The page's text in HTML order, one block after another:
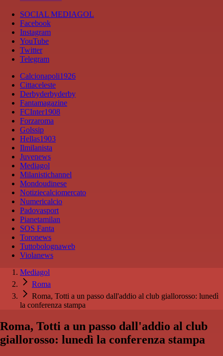
SOCIAL MEDIAGOL
Facebook
Instagram
YouTube
Twitter
Telegram
Calcionapoli1926
Cittaceleste
Derbyderbyderby
Fantamagazine
FCInter1908
Forzaroma
Golssip
Hellas1903
Ilmilanista
Juvenews
Mediagol
Milanistichannel
Mondoudinese
Notiziecalciomercato
Numericalcio
Padovasport
Pianetamilan
SOS Fanta
Toronews
Tuttobolognaweb
Violanews
Mediagol
Roma
Roma, Totti a un passo dall'addio al club giallorosso: lunedì
la conferenza stampa
Roma, Totti a un passo dall'addio al club
giallorosso: lunedì la conferenza stampa